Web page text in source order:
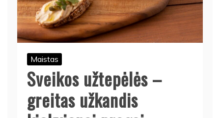
Maistas
Sveikos užtepėlės –
greitas užkandis